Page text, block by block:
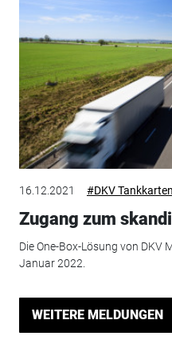
16.12.2021 #DKV Tankkarten
Zugang zum
Die One-Box-Lösung von
Januar 2022.
WEITERE MELDUNGEN